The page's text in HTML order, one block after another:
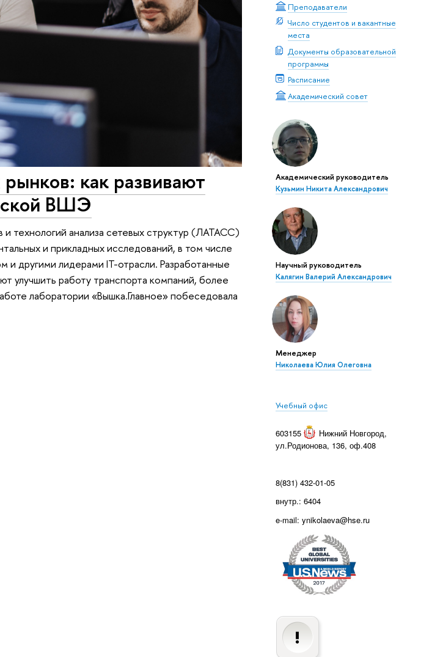
Преподаватели
Число студентов и вакантные
места
Документы образовательной
программы
Расписание
Академический совет
Академический руководитель
Кузьмин Никита Александрович
Научный руководитель
Калягин Валерий Александрович
Менеджер
Николаева Юлия Олеговна
Учебный офис
603155 Нижний Новгород,
ул.Родионова, 136, оф.408
8(831) 432-01-05
внутр.: 6404
e-mail: ynikolaeva@hse.ru
как развивают
ВШЭ
технологий анализа сетевых структур (ЛАТАСС)
и прикладных исследований, в том числе
другими лидерами IT-отрасли. Разработанные
улучшить работу транспорта компаний, более
лаборатории «Вышка.Главное» побеседовала